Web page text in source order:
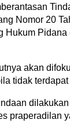
Nomor 20
Hukum
akan
tidak
praperadilan